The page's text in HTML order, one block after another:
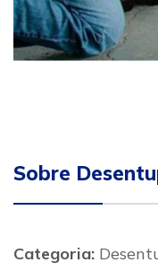
Sobre
Categoria: